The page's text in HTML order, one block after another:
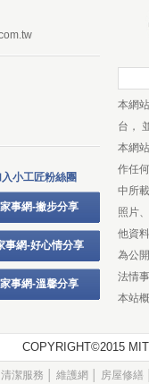
小工匠粉絲團
事網-撇步分享
事網-好心情分享
事網-溫馨分享
本網
台，
本網
作任
中所
照片
他資
為公
法情
本站
COPYRIGHT©2015
清潔服務 維護網 房屋修繕